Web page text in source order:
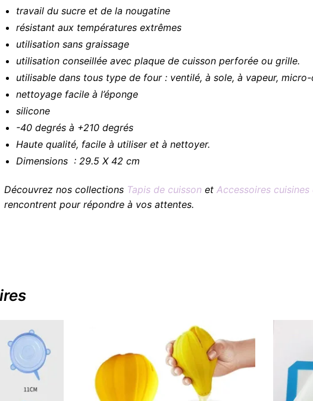
travail du sucre et de la nougatine
résistant aux températures extrêmes
utilisation sans graissage
utilisation conseillée avec plaque de cuisson perforée ou grille.
utilisable dans tous type de four : ventilé, à sole, à vapeur,
nettoyage facile à l’éponge
silicone
-40 degrés à +210 degrés
Haute qualité, facile à utiliser et à nettoyer.
Dimensions : 29.5 X 42 cm
Découvrez nos collections Tapis de cuisson et Accessoires
rencontrent pour répondre à vos attentes.